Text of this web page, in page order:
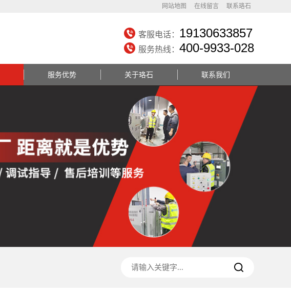
网站地图 在线留言 联系珞石
客服电话： 19130633857
服务热线： 400-9933-028
服务优势 关于珞石 联系我们